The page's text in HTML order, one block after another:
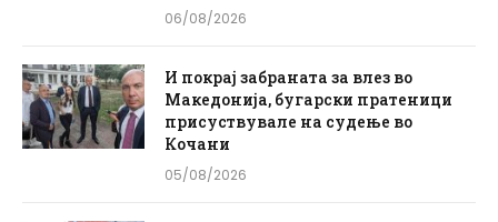
06/08/2026
И покрај забраната за влез во
Македонија, бугарски пратеници
присуствувале на судење во
Кочани
05/08/2026